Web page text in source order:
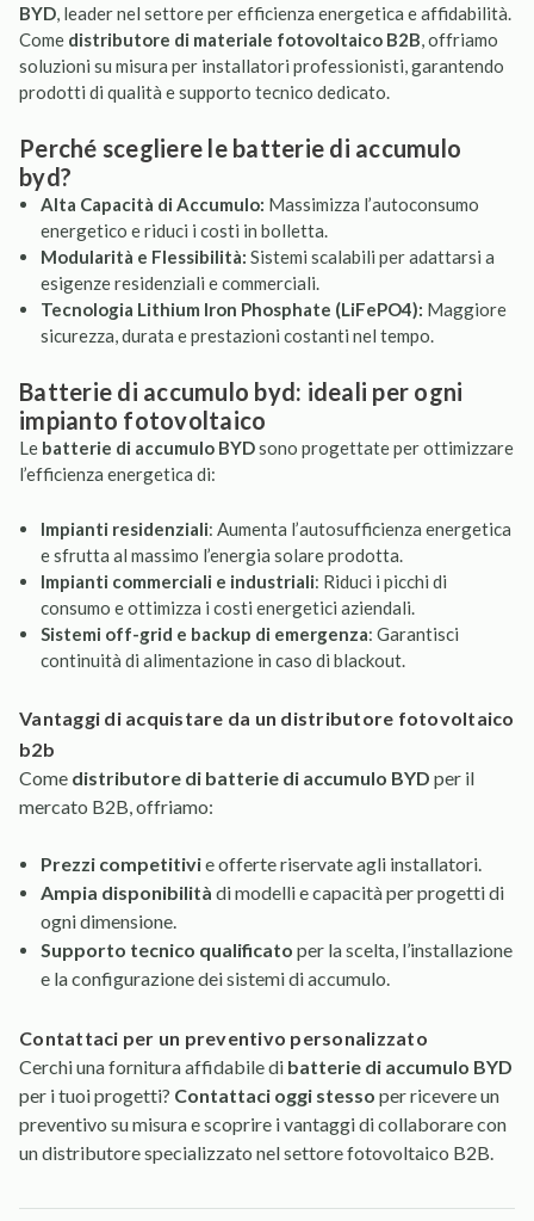
BYD, leader nel settore per efficienza energetica e affidabilità.
Come distributore di materiale fotovoltaico B2B, offriamo
soluzioni su misura per installatori professionisti, garantendo
prodotti di qualità e supporto tecnico dedicato.
perché scegliere le batterie di accumulo
byd?
Alta Capacità di Accumulo: Massimizza l’autoconsumo
energetico e riduci i costi in bolletta.
Modularità e Flessibilità: Sistemi scalabili per adattarsi a
esigenze residenziali e commerciali.
Tecnologia Lithium Iron Phosphate (LiFePO4): Maggiore
sicurezza, durata e prestazioni costanti nel tempo.
batterie di accumulo byd: ideali per ogni
impianto fotovoltaico
Le batterie di accumulo BYDsono progettate per ottimizzare
l’efficienza energetica di:
Impianti residenziali: Aumenta l’autosufficienza energetica
e sfrutta al massimo l’energia solare prodotta.
Impianti commerciali e industriali: Riduci i picchi di
consumo e ottimizza i costi energetici aziendali.
Sistemi off-grid e backup di emergenza: Garantisci
continuità di alimentazione in caso di blackout.
vantaggi di acquistare da un distributore fotovoltaico
b2b
Come distributore di batterie di accumulo BYD per il
mercato B2B, offriamo:
Prezzi competitivie offerte riservate agli installatori.
Ampia disponibilità di modelli e capacità per progetti di
ogni dimensione.
Supporto tecnico qualificato per la scelta, l’installazione
e la configurazione dei sistemi di accumulo.
contattaci per un preventivo personalizzato
Cerchi una fornitura affidabile di batterie di accumulo BYD
per i tuoi progetti? Contattaci oggi stesso per ricevere un
preventivo su misura e scoprire i vantaggi di collaborare con
un distributore specializzato nel settore fotovoltaico B2B.